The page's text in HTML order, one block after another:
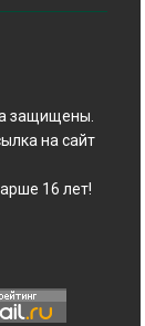
защищены.
на сайт
16 лет!